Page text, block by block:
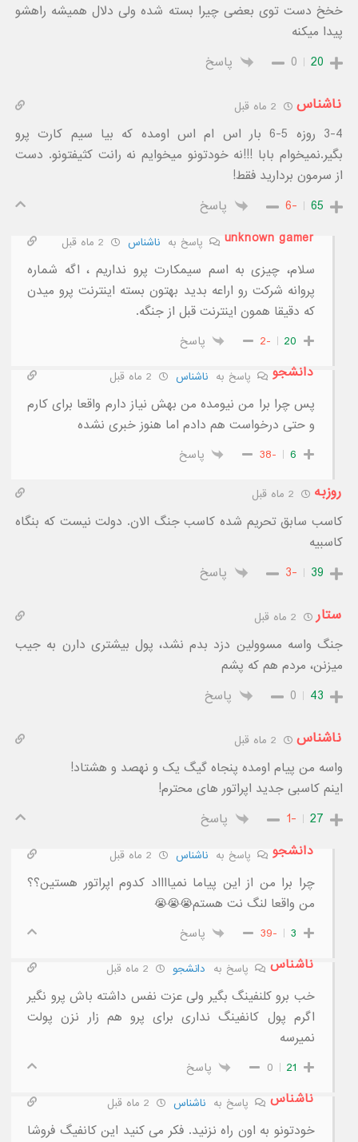
خخخ دست توی بعضی چیرا بسته شده ولی دلال همیشه راهشو
پیدا میکنه
20
0 پاسخ
ناشناس
3-4 روزه 5-6 بار اس ام اس اومده که بیا سیم کارت پرو
بگیر.نمیخوام بابا !!!نه خودتونو میخوایم نه رانت کثیفتونو. دست
از سرمون بردارید فقط!
65
-6
پاسخ
unknown gamer
پاسخ بهناشناس
سلام، چیزی به اسم سیمکارت پرو نداریم ، اگه شماره
پروانه شرکت رو اراعه بدید بهتون بسته اینترنت پرو میدن
که دقیقا همون اینترنت قبل از جنگه.
20
-2 پاسخ
دانشجو پاسخ بهناشناس
پس چرا برا من نیومده من بهش نیاز دارم واقعا برای کارم
و حتی درخواست هم دادم اما هنوز خبری نشده
6
-38 پاسخ
روزبه
کاسب سابق تحریم شده کاسب جنگ الان. دولت نیست که بنگاه
کاسبیه
39
-3 پاسخ
ستار
جنگ واسه مسوولین دزد بدم نشد، پول بیشتری دارن به جیب
میزنن، مردم هم که پشم
43
0 پاسخ
ناشناس
واسه من پیام اومده پنجاه گیگ یک و نهصد و هشتاد!
اینم کاسبی جدید اپراتور های محترم!
27
-1
پاسخ
دانشجو
پاسخ بهناشناس
چرا برا من از این پیاما نمیااااد کدوم اپراتور هستین؟؟
من واقعا لنگ نت هستم😭😭😭
3
-39 پاسخ
ناشناس پاسخ به دانشجو
خب برو کلنفینگ بگیر ولی عزت نفس داشته باش پرو نگیر
اگرم پول کانفینگ نداری برای پرو هم زار نزن پولت
نمیرسه
21
0 پاسخ
ناشناس پاسخ بهناشناس
خودتونو به اون راه نزنید. فکر می کنید این کانفیگ فروشا